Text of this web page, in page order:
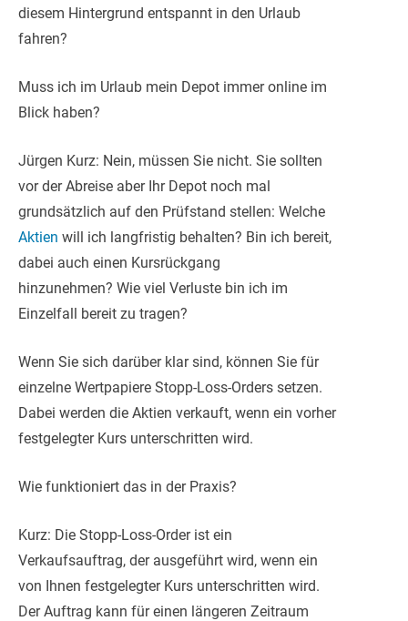
diesem Hintergrund entspannt in den Urlaub
fahren?
Muss ich im Urlaub mein Depot immer online im
Blick haben?
Jürgen Kurz: Nein, müssen Sie nicht. Sie sollten
vor der Abreise aber Ihr Depot noch mal
grundsätzlich auf den Prüfstand stellen: Welche
Aktien will ich langfristig behalten? Bin ich bereit,
dabei auch einen Kursrückgang
hinzunehmen? Wie viel Verluste bin ich im
Einzelfall bereit zu tragen?
Wenn Sie sich darüber klar sind, können Sie für
einzelne Wertpapiere Stopp-Loss-Orders setzen.
Dabei werden die Aktien verkauft, wenn ein vorher
festgelegter Kurs unterschritten wird.
Wie funktioniert das in der Praxis?
Kurz: Die Stopp-Loss-Order ist ein
Verkaufsauftrag, der ausgeführt wird, wenn ein
von Ihnen festgelegter Kurs unterschritten wird.
Der Auftrag kann für einen längeren Zeitraum